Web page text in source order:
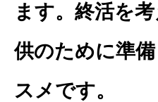
ます。終活を
供のために準
スメです。